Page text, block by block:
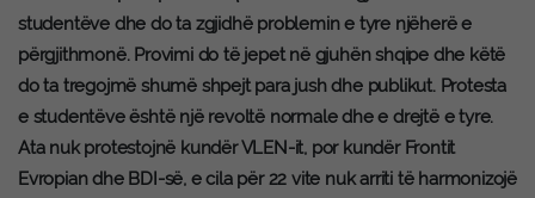
studentëve dhe do ta zgjidhë problemin e tyre njëherë e
përgjithmonë. Provimi do të jepet në gjuhën shqipe dhe këtë
do ta tregojmë shumë shpejt para jush dhe publikut. Protesta
e studentëve është një revoltë normale dhe e drejtë e tyre.
Ata nuk protestojnë kundër VLEN-it, por kundër Frontit
Evropian dhe BDI-së, e cila për 22 vite nuk arriti të harmonizojë